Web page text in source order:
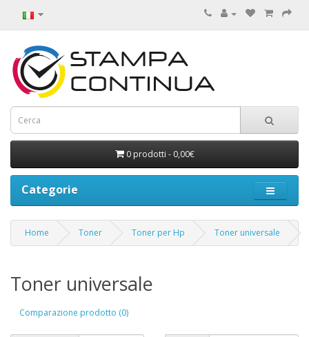
0 prodotti - 0,00€
Categorie
Home Toner Toner per Hp Toner universale
Toner universale
Comparazione prodotto (0)